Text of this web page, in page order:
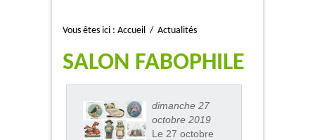
Vous êtes ici : Accueil / Actualités
SALON FABOPHILE
dimanche 27
octobre 2019
Le 27 octobre